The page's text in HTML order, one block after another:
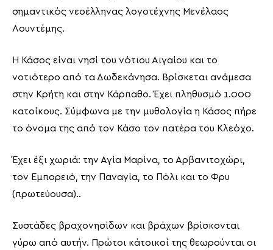
σημαντικός νεοέλληνας λογοτέχνης Μενέλαος
Λουντέμης.
Η Κάσος είναι νησί του νότιου Αιγαίου και το
νοτιότερο από τα Δωδεκάνησα. Βρίσκεται ανάμεσα
στην Κρήτη και στην Κάρπαθο. Έχει πληθυσμό 1.000
κατοίκους. Σύμφωνα με την μυθολογία η Κάσος πήρε
το όνομα της από τον Κάσο τον πατέρα του Κλεόχο.
Έχει έξι χωριά: την Αγία Μαρίνα, το Αρβανιτοχώρι,
τον Εμπορειό, την Παναγία, το Πόλι και το Φρυ
(πρωτεύουσα)..
Συστάδες βραχονησίδων και βράχων βρίσκονται
γύρω από αυτήν. Πρώτοι κάτοικοί της θεωρούνται οι